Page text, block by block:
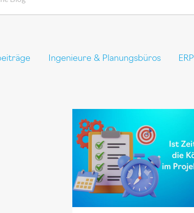
Ingenieure & Planungsbüros ERP